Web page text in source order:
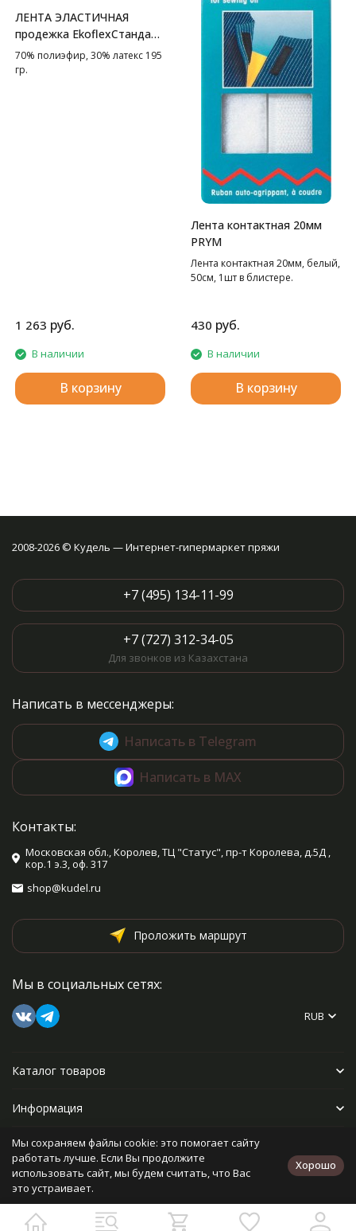
ЛЕНТА ЭЛАСТИЧНАЯ
продежка EkoflexСтандарт
GAMMA
70% полиэфир, 30% латекс 195
гр.
1 263 руб.
В наличии
В корзину
Лента контактная 20мм
PRYM
Лента контактная 20мм, белый,
50см, 1шт в блистере.
430 руб.
В наличии
В корзину
2008-2026 © Кудель — Интернет-гипермаркет пряжи
+7 (495) 134-11-99
+7 (727) 312-34-05
Для звонков из Казахстана
Написать в мессенджеры:
Написать в Telegram
Написать в MAX
Контакты:
Московская обл., Королев, ТЦ "Статус", пр-т Королева, д.5Д ,
кор.1 э.3, оф. 317
shop@kudel.ru
Проложить маршрут
Мы в социальных сетях:
RUB
Каталог товаров
Информация
Прочее
Политика персональных данных
Разработано в
bodysite.ru
Мы сохраняем файлы cookie: это помогает сайту
работать лучше. Если Вы продолжите
использовать сайт, мы будем считать, что Вас
это устраивает.
Хорошо